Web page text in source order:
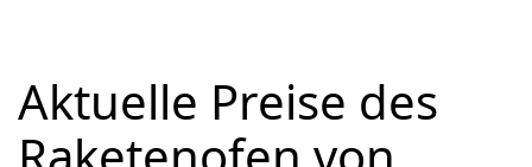
Aktuelle Preise des